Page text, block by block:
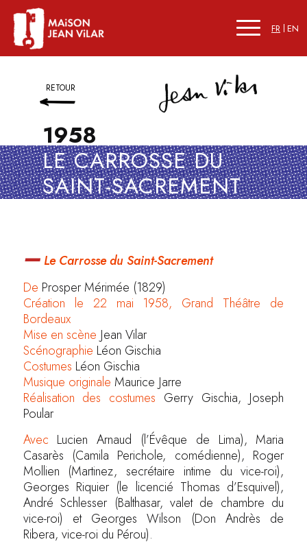
FR EN
RETOUR
1958
LE CARROSSE DU
SAINT-SACREMENT
– Le Carrosse du Saint-Sacrement
De Prosper Mérimée (1829)
Création le 22 mai 1958, Grand Théâtre de
Bordeaux
Mise en scène Jean Vilar
Scénographie Léon Gischia
Costumes Léon Gischia
Musique originale Maurice Jarre
Réalisation des costumes Gerry Gischia, Joseph
Poular
Avec Lucien Arnaud (l’Évêque de Lima), Maria
Casarès (Camila Perichole, comédienne), Roger
Mollien (Martinez, secrétaire intime du vice-roi),
Georges Riquier (le licencié Thomas d’Esquivel),
André Schlesser (Balthasar, valet de chambre du
vice-roi) et Georges Wilson (Don Andrès de
Ribera, vice-roi du Pérou).